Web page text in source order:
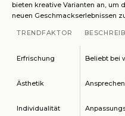
bieten kreative Varianten an, um
neuen Geschmackserlebnissen
TRENDFAKTOR
Erfrischung Beliebt bei
Ästhetik
Individualität